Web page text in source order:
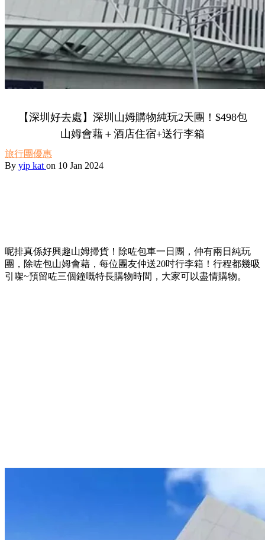
【深圳好去處】深圳山姆購物純玩2天團！$498包
山姆會藉＋酒店住宿+送行李箱
旅行團優惠
By yip kat on 10 Jan 2024
呢排真係好興趣山姆掃貨！除咗包車一日團，仲有兩日純玩
團，除咗包山姆會藉，每位團友仲送20吋行李箱！行程都幾吸
引㗎~預留咗三個鐘嘅特長購物時間，大家可以盡情購物。